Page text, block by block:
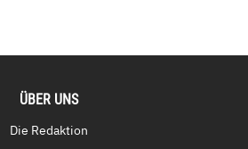
ÜBER UNS
Die Redaktion